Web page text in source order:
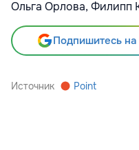
Ольга Орлова, Филипп
Подпишитесь на
Источник Point